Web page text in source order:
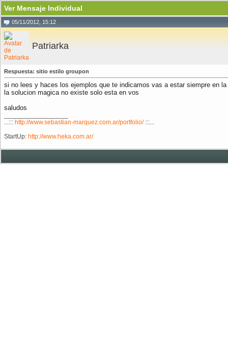
Ver Mensaje Individual
05/11/2012, 15:12
Patriarka
Respuesta: sitio estilo groupon
si no lees y haces los ejemplos que te indicamos vas a estar siempre en
la solucion magica no existe solo esta en vos
saludos
...::: http://www.sebastian-marquez.com.ar/portfolio/:::...
StartUp: http://www.heka.com.ar/